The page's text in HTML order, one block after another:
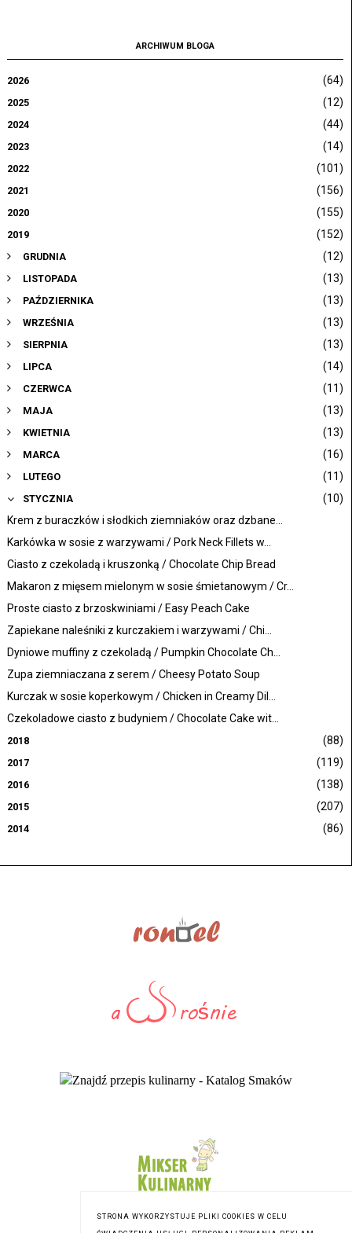
ARCHIWUM BLOGA
2026 (64)
2025 (12)
2024 (44)
2023 (14)
2022 (101)
2021 (156)
2020 (155)
2019 (152)
GRUDNIA (12)
LISTOPADA (13)
PAŹDZIERNIKA (13)
WRZEŚNIA (13)
SIERPNIA (13)
LIPCA (14)
CZERWCA (11)
MAJA (13)
KWIETNIA (13)
MARCA (16)
LUTEGO (11)
STYCZNIA
(10)
Krem z buraczków i słodkich ziemniaków oraz dzbane...
Karkówka w sosie z warzywami / Pork Neck Fillets w...
Ciasto z czekoladą i kruszonką / Chocolate Chip Bread
Makaron z mięsem mielonym w sosie śmietanowym / Cr...
Proste ciasto z brzoskwiniami / Easy Peach Cake
Zapiekane naleśniki z kurczakiem i warzywami / Chi...
Dyniowe muffiny z czekoladą / Pumpkin Chocolate Ch...
Zupa ziemniaczana z serem / Cheesy Potato Soup
Kurczak w sosie koperkowym / Chicken in Creamy Dil...
Czekoladowe ciasto z budyniem / Chocolate Cake wit...
2018 (88)
2017 (119)
2016 (138)
2015 (207)
2014 (86)
STRONA WYKORZYSTUJE PLIKI COOKIES W CELU